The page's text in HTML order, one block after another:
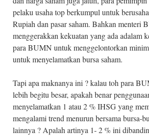
pelaku usaha top berkumpul untuk
Rupiah dan pasar saham. Bahkan menteri
menggerakkan kekuatan yang ada adalam
para BUMN untuk menggelontorkan
untuk menyelamatkan bursa saham.
Tapi apa maknanya ini ? kalau toh para
lebih begitu besar, apakah benar
menyelamatkan 1 atau 2 % IHSG yang
mengalami trend menurun bersama bursa-
lainnya ? Apalah artinya 1- 2 % ini